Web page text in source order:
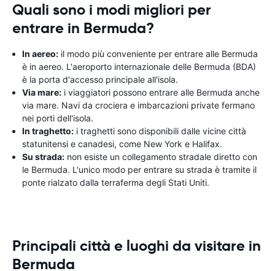
Quali sono i modi migliori per
entrare in Bermuda?
In aereo: il modo più conveniente per entrare alle Bermuda
è in aereo. L'aeroporto internazionale delle Bermuda (BDA)
è la porta d'accesso principale all'isola.
Via mare: i viaggiatori possono entrare alle Bermuda anche
via mare. Navi da crociera e imbarcazioni private fermano
nei porti dell'isola.
In traghetto: i traghetti sono disponibili dalle vicine città
statunitensi e canadesi, come New York e Halifax.
Su strada: non esiste un collegamento stradale diretto con
le Bermuda. L'unico modo per entrare su strada è tramite il
ponte rialzato dalla terraferma degli Stati Uniti.
Principali città e luoghi da visitare in
Bermuda